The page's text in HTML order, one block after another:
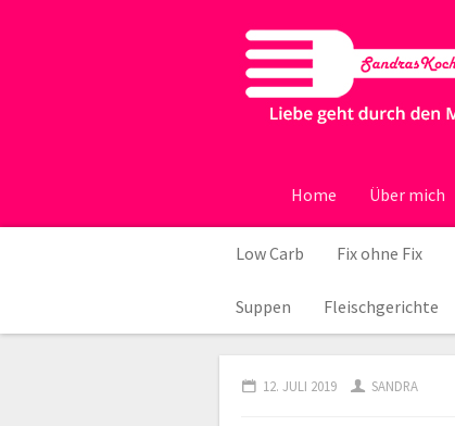
Home Über mich
Low Carb Fix ohne Fix
Suppen Fleischgerichte
12. JULI 2019 SANDRA